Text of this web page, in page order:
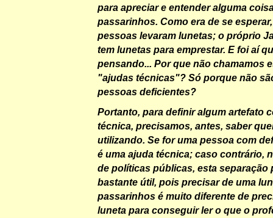
para apreciar e entender alguma
passarinhos. Como era de se
pessoas levaram lunetas; o próprio
tem lunetas para emprestar. E foi aí
pensando... Por que não chamamos
"ajudas técnicas"? Só porque não
pessoas deficientes?
Portanto, para definir algum artefato
técnica, precisamos, antes, saber
utilizando. Se for uma pessoa com
é uma ajuda técnica; caso contrário,
de políticas públicas, esta separação
bastante útil, pois precisar de uma
passarinhos é muito diferente de
luneta para conseguir ler o que o